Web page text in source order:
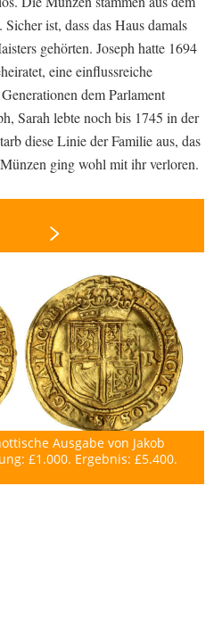
ist, dass das Haus damals
gehörten. Joseph hatte 1694
eine einflussreiche
dem Parlament
Sarah lebte noch bis 1745 in der
diese Linie der Familie aus, das
ging wohl mit ihr verloren.
Ausgabe von Jakob
£1.000. Ergebnis: £5.400.